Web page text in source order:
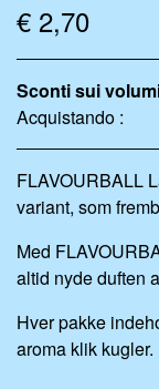
€ 2,70
Sconti sui
Acquistando :
FLAVOURBALL
variant, som
Med
altid nyde duften
Hver pakke
aroma klik kugler.